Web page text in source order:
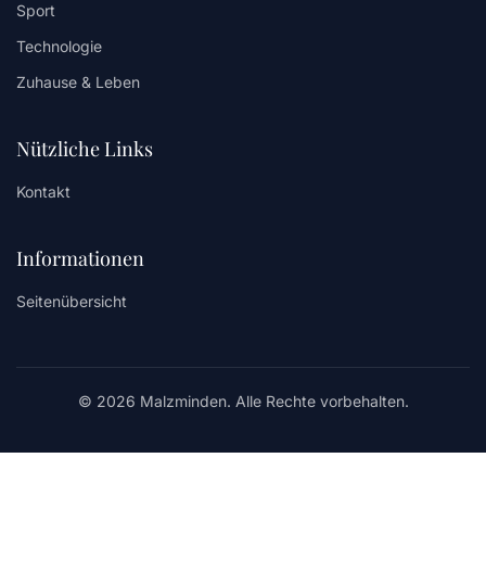
Sport
Technologie
Zuhause & Leben
Nützliche Links
Kontakt
Informationen
Seitenübersicht
© 2026 Malzminden. Alle Rechte vorbehalten.